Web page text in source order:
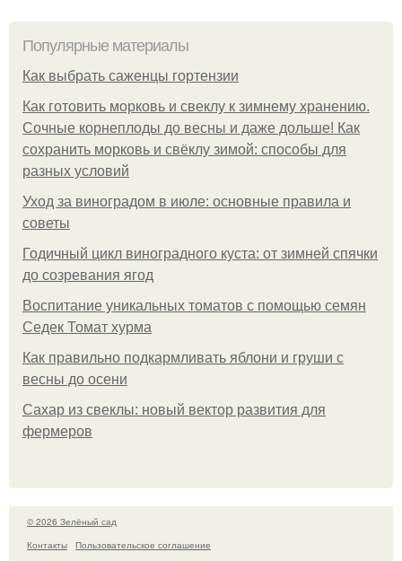
Популярные материалы
Как выбрать саженцы гортензии
Как готовить морковь и свеклу к зимнему хранению.
Сочные корнеплоды до весны и даже дольше! Как
сохранить морковь и свёклу зимой: способы для
разных условий
Уход за виноградом в июле: основные правила и
советы
Годичный цикл виноградного куста: от зимней спячки
до созревания ягод
Воспитание уникальных томатов с помощью семян
Седек Томат хурма
Как правильно подкармливать яблони и груши с
весны до осени
Сахар из свеклы: новый вектор развития для
фермеров
© 2026 Зелёный сад
Контакты
Пользовательское соглашение